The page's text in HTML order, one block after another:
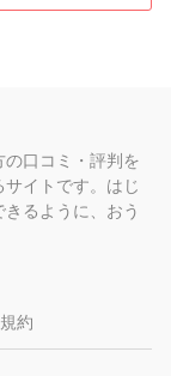
口コミ・評判を
イトです。はじ
るように、おう
約